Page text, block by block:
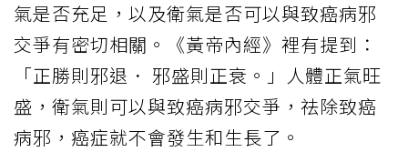
氣是否充足，以及衛氣是否可以與致癌病邪
交爭有密切相關。《黃帝內經》裡有提到：
「正勝則邪退． 邪盛則正衰。」人體正氣旺
盛，衛氣則可以與致癌病邪交爭，祛除致癌
病邪，癌症就不會發生和生長了。